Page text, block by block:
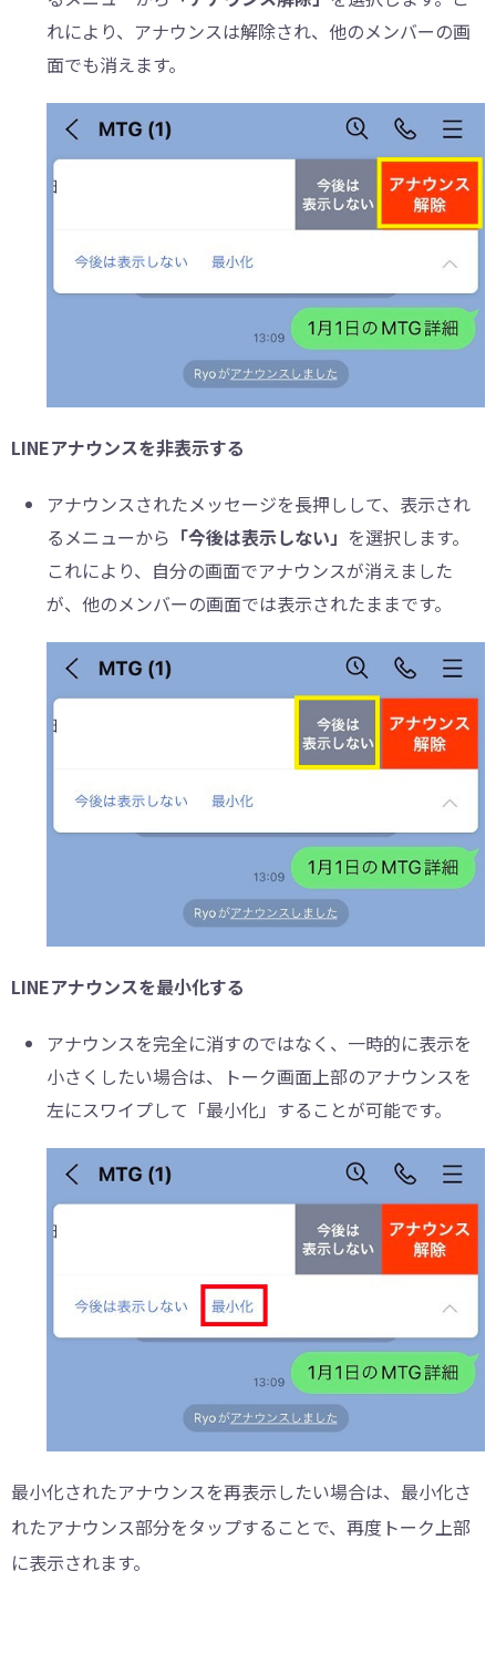
れにより、アナウンスは解除され、他のメンバーの画
面でも消えます。
LINEアナウンスを非表示する
アナウンスされたメッセージを長押しして、表示され
るメニューから 「今後は表示しない」 を選択します。
これにより、自分の画面でアナウンスが消えました
が、他のメンバーの画面では表示されたままです。
LINEアナウンスを最小化する
アナウンスを完全に消すのではなく、一時的に表示を
小さくしたい場合は、トーク画面上部のアナウンスを
左にスワイプして「最小化」することが可能です。
最小化されたアナウンスを再表示したい場合は、最小化さ
れたアナウンス部分をタップすることで、再度トーク上部
に表示されます。